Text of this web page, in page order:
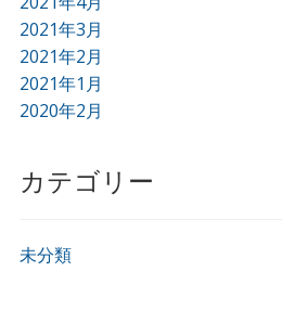
2021年3月
2021年2月
2021年1月
2020年2月
カテゴリー
未分類